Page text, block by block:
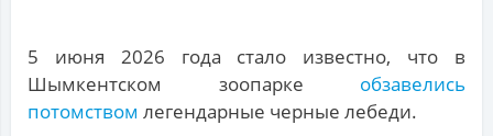
5 июня 2026 года стало известно, что в
Шымкентском зоопарке обзавелись
потомством легендарные черные лебеди.